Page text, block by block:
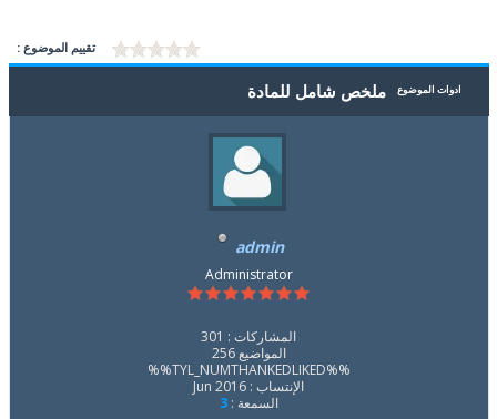
تقييم الموضوع :
ادوات الموضوع ملخص شامل للمادة
admin
Administrator
المشاركات : 301
المواضيع 256
%%TYL_NUMTHANKEDLIKED%%
الإنتساب : Jun 2016
السمعة :3